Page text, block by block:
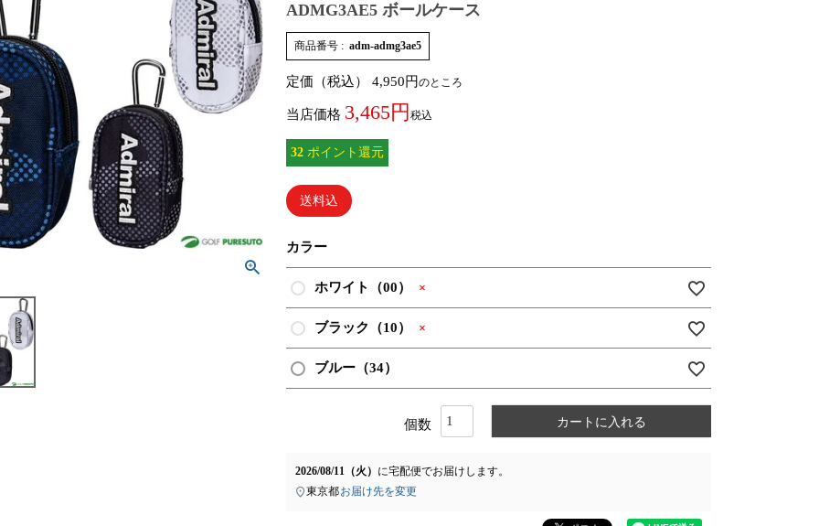
ADMG3AE5 ボールケース
商品番号 adm-admg3ae5
定価（税込） 4,950 のところ
当店価格 3,465 税込
32 ポイント還元
送料込
カラー
ホワイト（00） ×
ブラック（10） ×
ブルー（34）
カートに入れる
2026/08/11（火） に宅配便でお届けします。
東京都お届け先を変更